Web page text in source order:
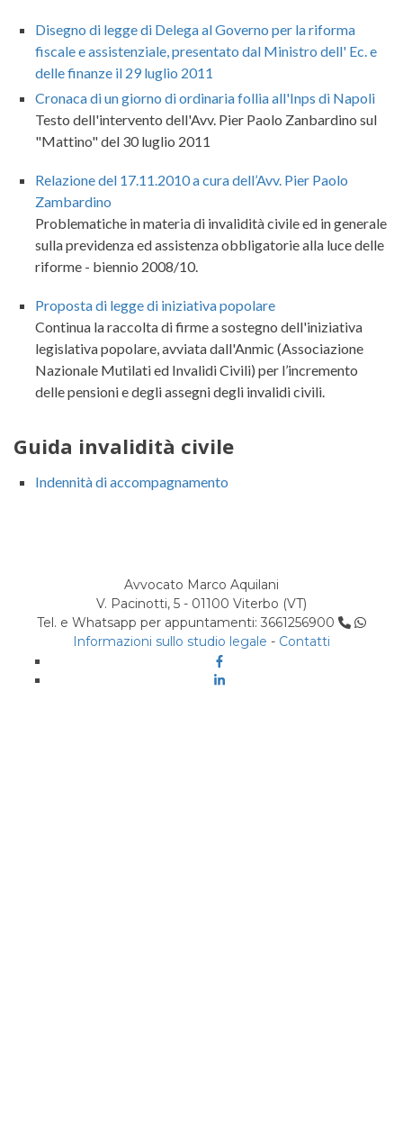
Disegno di legge di Delega al Governo per la riforma
fiscale e assistenziale, presentato dal Ministro dell' Ec. e
delle finanze il 29 luglio 2011
Cronaca di un giorno di ordinaria follia all'Inps di Napoli
Testo dell'intervento dell'Avv. Pier Paolo Zanbardino sul
"Mattino" del 30 luglio 2011
Relazione del 17.11.2010 a cura dell’Avv. Pier Paolo
Zambardino
Problematiche in materia di invalidità civile ed in generale
sulla previdenza ed assistenza obbligatorie alla luce delle
riforme - biennio 2008/10.
Proposta di legge di iniziativa popolare
Continua la raccolta di firme a sostegno dell'iniziativa
legislativa popolare, avviata dall'Anmic (Associazione
Nazionale Mutilati ed Invalidi Civili) per l’incremento
delle pensioni e degli assegni degli invalidi civili.
Guida invalidità civile
Indennità di accompagnamento
Avvocato Marco Aquilani
V. Pacinotti, 5 - 01100 Viterbo (VT)
Tel. e Whatsapp per appuntamenti: 3661256900
Informazioni sullo studio legale - Contatti
Facebook
Linkedin